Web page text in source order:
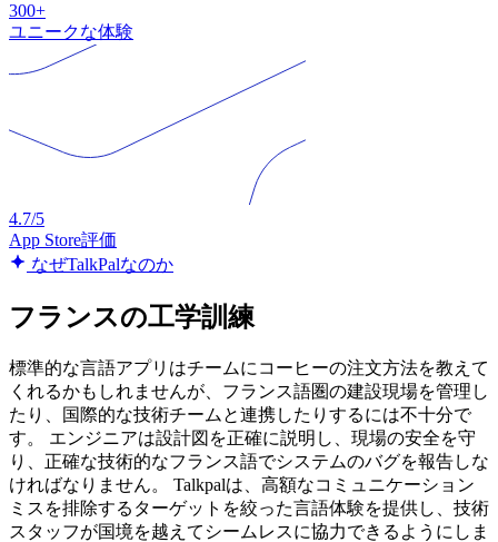
300+
ユニークな体験
4.7/5
App Store評価
なぜTalkPalなのか
フランスの工学訓練
標準的な言語アプリはチームにコーヒーの注文方法を教えて
くれるかもしれませんが、フランス語圏の建設現場を管理し
たり、国際的な技術チームと連携したりするには不十分で
す。 エンジニアは設計図を正確に説明し、現場の安全を守
り、正確な技術的なフランス語でシステムのバグを報告しな
ければなりません。 Talkpalは、高額なコミュニケーション
ミスを排除するターゲットを絞った言語体験を提供し、技術
スタッフが国境を越えてシームレスに協力できるようにしま